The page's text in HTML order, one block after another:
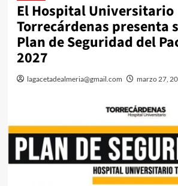
El Hospital Universitario
Torrecárdenas presenta
Plan de Seguridad del
2027
lagacetadealmeria@gmail.com marzo 27,